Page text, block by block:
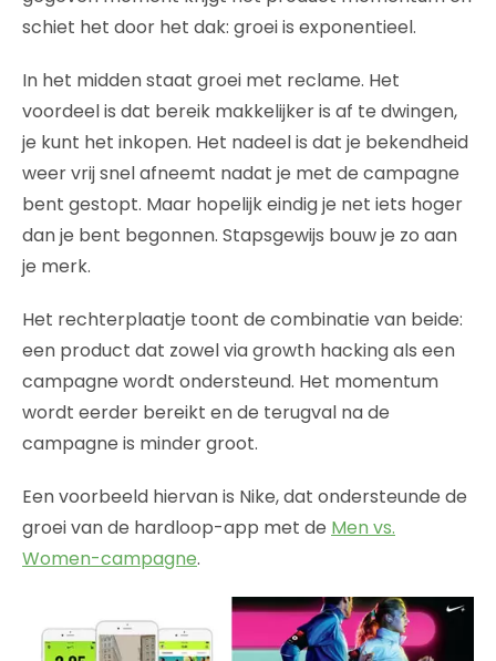
schiet het door het dak: groei is exponentieel.
In het midden staat groei met reclame. Het
voordeel is dat bereik makkelijker is af te dwingen,
je kunt het inkopen. Het nadeel is dat je bekendheid
weer vrij snel afneemt nadat je met de campagne
bent gestopt. Maar hopelijk eindig je net iets hoger
dan je bent begonnen. Stapsgewijs bouw je zo aan
je merk.
Het rechterplaatje toont de combinatie van beide:
een product dat zowel via growth hacking als een
campagne wordt ondersteund. Het momentum
wordt eerder bereikt en de terugval na de
campagne is minder groot.
Een voorbeeld hiervan is Nike, dat ondersteunde de
groei van de hardloop-app met de Men vs.
Women-campagne.